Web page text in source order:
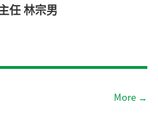
任 林宗男
More →